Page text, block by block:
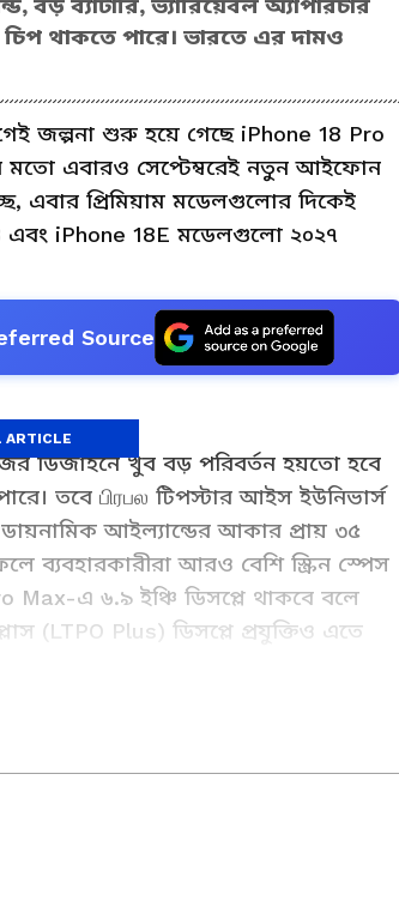
থাকতে পারে। ভারতে এর দামও
শুরু হয়ে গেছে iPhone 18 Pro
মতো এবারও সেপ্টেম্বরেই নতুন আইফোন
এবার প্রিমিয়াম মডেলগুলোর দিকেই
এবং iPhone 18E মডেলগুলো ২০২৭
Source
ডিজাইনে খুব বড় পরিবর্তন হয়তো হবে
তবে பிரபல টিপস্টার আইস ইউনিভার্স
আইল্যান্ডের আকার প্রায় ৩৫
ব্যবহারকারীরা আরও বেশি স্ক্রিন স্পেস
Max-এ ৬.৯ ইঞ্চি ডিসপ্লে থাকবে বলে
(LTPO Plus) ডিসপ্লে প্রযুক্তিও এতে
ARTICLE